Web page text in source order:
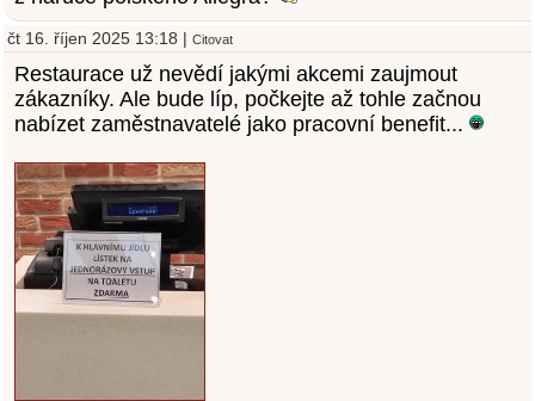
čt 16. říjen 2025 13:18 | Citovat
Restaurace už nevědí jakými akcemi zaujmout
zákazníky. Ale bude líp, počkejte až tohle začnou
nabízet zaměstnavatelé jako pracovní benefit...